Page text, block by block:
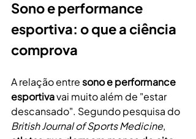
Sono e performance
esportiva: o que a ciência
comprova
A relação entre sono e performance
esportiva vai muito além de "estar
descansado". Segundo pesquisa do
British Journal of Sports Medicine,